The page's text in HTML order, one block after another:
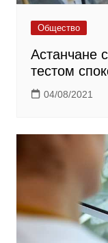
Общество
Астанчане
тестом
04/08/2021